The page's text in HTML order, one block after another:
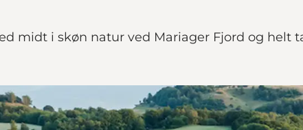
midt i skøn natur ved Mariager Fjord og helt